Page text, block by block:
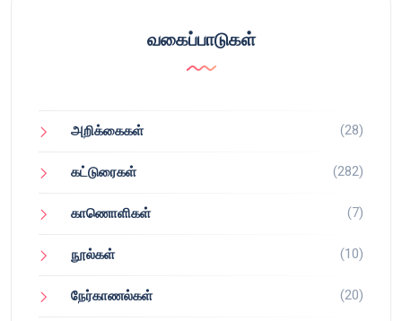
வகைப்பாடுகள்
அறிக்கைகள் (28)
கட்டுரைகள் (282)
காணொளிகள் (7)
நூல்கள் (10)
நேர்காணல்கள் (20)